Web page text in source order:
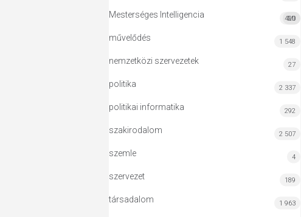
Mesterséges Intelligencia MI
420
művelődés 1 548
nemzetközi szervezetek 27
politika 2 337
politikai informatika 292
szakirodalom 2 507
szemle 4
szervezet 189
társadalom 1 963